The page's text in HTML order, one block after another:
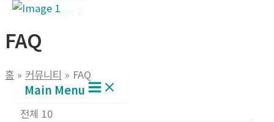
Main Menu
FAQ
홈 커뮤니티 FAQ
전체 10